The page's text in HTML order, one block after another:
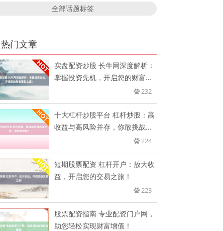
全部话题标签
热门文章
实盘配资炒股 长牛网深度解析：
掌握投资先机，开启您的财富增
232
十大杠杆炒股平台 杠杆炒股：高
收益与高风险并存，你敢挑战
224
短期股票配资 杠杆开户：放大收
益，开启您的交易之旅！
223
股票配资指南 专业配资门户网，
助您轻松实现财富增值！